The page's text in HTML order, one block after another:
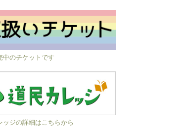
中のチケットです
ッジの詳細はこちらから